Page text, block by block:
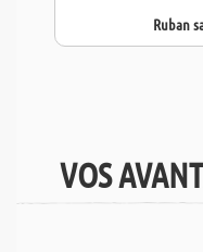
Ruban
VOS